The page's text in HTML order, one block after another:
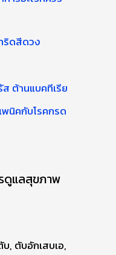
ริดสีดวง
ต้านแบคทีเรีย
พนิคกับโรคกรด
ดูแลสุขภาพ